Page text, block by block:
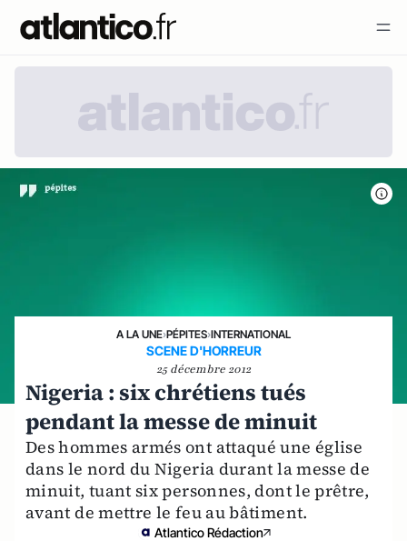
A LA UNE›PÉPITES›INTERNATIONAL
SCENE D'HORREUR
25 décembre 2012
Nigeria : six chrétiens tués
pendant la messe de minuit
Des hommes armés ont attaqué une église
dans le nord du Nigeria durant la messe de
minuit, tuant six personnes, dont le prêtre,
avant de mettre le feu au bâtiment.
Atlantico Rédaction